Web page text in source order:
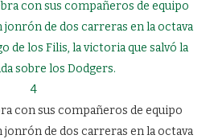
4
con sus compañeros de equipo
jonrón de dos carreras en la octava